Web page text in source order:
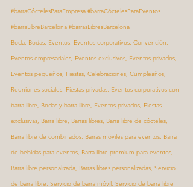
#barraCóctelesParaEmpresa #barraCóctelesParaEventos
#barraLibreBarcelona #barrasLibresBarcelona
Boda, Bodas, Eventos, Eventos corporativos, Convención,
Eventos empresariales, Eventos exclusivos, Eventos privados,
Eventos pequeños, Fiestas, Celebraciones, Cumpleaños,
Reuniones sociales, Fiestas privadas, Eventos corporativos con
barra libre, Bodas y barra libre, Eventos privados, Fiestas
exclusivas, Barra libre, Barras libres, Barra libre de cócteles,
Barra libre de combinados, Barras móviles para eventos, Barra
de bebidas para eventos, Barra libre premium para eventos,
Barra libre personalizada, Barras libres personalizadas, Servicio
de barra libre, Servicio de barra móvil, Servicio de barra libre